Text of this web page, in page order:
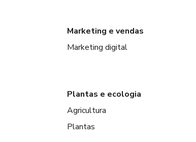
Marketing e vendas
Marketing digital
Plantas e ecologia
Agricultura
Plantas